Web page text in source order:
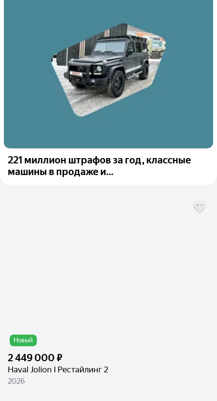
221 миллион штрафов за год, классные
машины в продаже и...
Новый
2 449 000 ₽
Haval Jolion I Рестайлинг 2
2026